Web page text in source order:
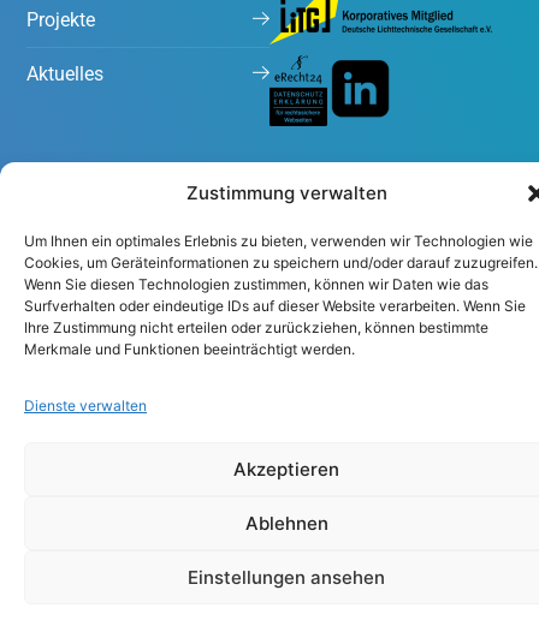
Zustimmung verwalten
Um Ihnen ein optimales Erlebnis zu bieten, verwenden wir Technologien wie
Cookies, um Geräteinformationen zu speichern und/oder darauf zuzugreifen.
Wenn Sie diesen Technologien zustimmen, können wir Daten wie das
Surfverhalten oder eindeutige IDs auf dieser Website verarbeiten. Wenn Sie
Ihre Zustimmung nicht erteilen oder zurückziehen, können bestimmte
Merkmale und Funktionen beeinträchtigt werden.
Dienste verwalten
Akzeptieren
Ablehnen
Einstellungen ansehen
Projekte
Aktuelles
Impressum Datenschutzerklärung